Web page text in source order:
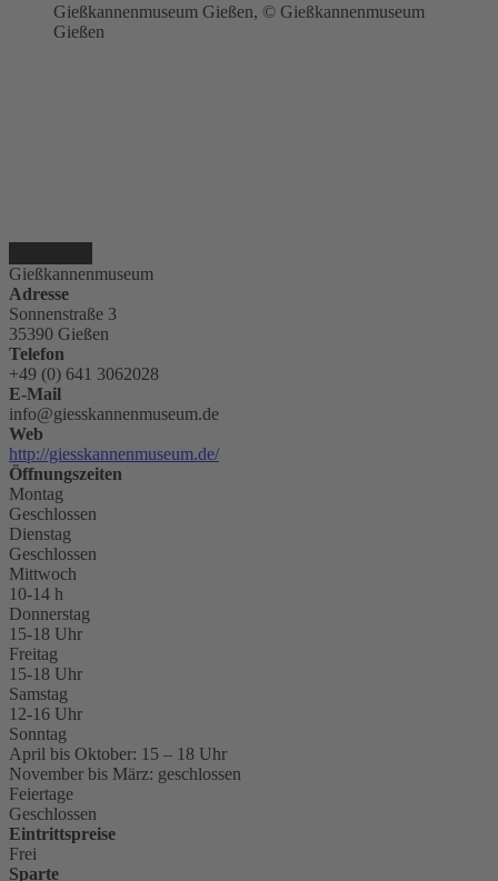
Gießkannenmuseum Gießen, © Gießkannenmuseum
Gießen
Gießkannenmuseum
Adresse
Sonnenstraße 3
35390 Gießen
Telefon
+49 (0) 641 3062028
E-Mail
info@giesskannenmuseum.de
Web
http://giesskannenmuseum.de/
Öffnungszeiten
Montag
Geschlossen
Dienstag
Geschlossen
Mittwoch
10-14 h
Donnerstag
15-18 Uhr
Freitag
15-18 Uhr
Samstag
12-16 Uhr
Sonntag
April bis Oktober: 15 – 18 Uhr
November bis März: geschlossen
Feiertage
Geschlossen
Eintrittspreise
Frei
Sparte